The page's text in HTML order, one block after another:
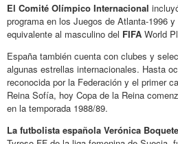
El Comité Olímpico Internacional
programa en los Juegos de Atlanta-1996
equivalente al masculino del FIFA World
España también cuenta con clubes y
algunas estrellas internacionales. Hasta
reconocida por la Federación y el primer
Reina Sofía, hoy Copa de la Reina
en la temporada 1988/89.
La futbolista española Verónica Boquete